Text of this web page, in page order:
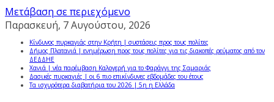
Μετάβαση σε περιεχόμενο
Παρασκευή, 7 Αυγούστου, 2026
Κίνδυνος πυρκαγιάς στην Κρήτη | συστάσεις προς τους πολίτες
Δήμος Πλατανιά | ενημέρωση προς τους πολίτες για τις διακοπές ρεύματος από τον
ΔΕΔΔΗΕ
Χανιά | νέα παρέμβαση Καλογερή για το Φαράγγι της Σαμαριάς
Δασικές πυρκαγιές | οι 6 πιο επικίνδυνες εβδομάδες του έτους
Τα ισχυρότερα διαβατήρια του 2026 | 5η η Ελλάδα